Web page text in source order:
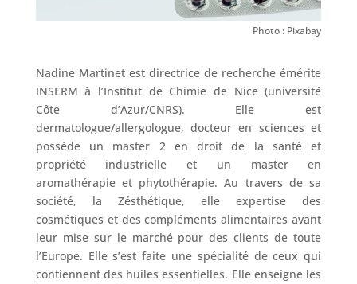
Photo : Pixabay
Nadine Martinet est directrice de recherche émérite
INSERM à l’Institut de Chimie de Nice (université
Côte d’Azur/CNRS). Elle est
dermatologue/allergologue, docteur en sciences et
possède un master 2 en droit de la santé et
propriété industrielle et un master en
aromathérapie et phytothérapie. Au travers de sa
société, la Zésthétique, elle expertise des
cosmétiques et des compléments alimentaires avant
leur mise sur le marché pour des clients de toute
l’Europe. Elle s’est faite une spécialité de ceux qui
contiennent des huiles essentielles. Elle enseigne les